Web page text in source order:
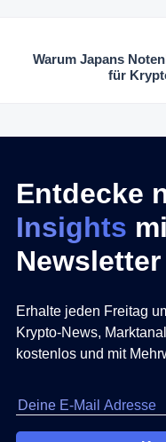
Warum Japans
für
Entdecke
Insights
Newsletter
Erhalte jeden Freitag
Krypto-News,
kostenlos und mit